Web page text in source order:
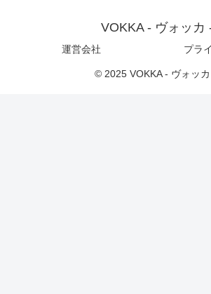
VOKKA - ヴォッカ
運営会社 プラ
© 2025 VOKKA - ヴォッ